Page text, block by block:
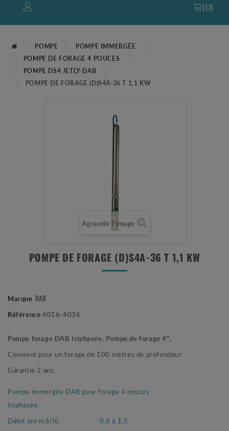
(0)
POMPE
POMPE IMMERGÉE
POMPE DE FORAGE 4 POUCES
POMPE DS4 JETLY-DAB
POMPE DE FORAGE (D)S4A-36 T 1,1 KW
Agrandir l'image
POMPE DE FORAGE (D)S4A-36 T 1,1 KW
Marque DAB
Référence 4016-4036
Pompe forage DAB triphasée. Pompe de forage 4".
Convient pour un forage de 100 mètres de profondeur.
Garantie 2 ans.
Pompe immergée DAB pour forage 4 pouces
triphasée.
Débit (en m3/h):
0,6 à 1,5